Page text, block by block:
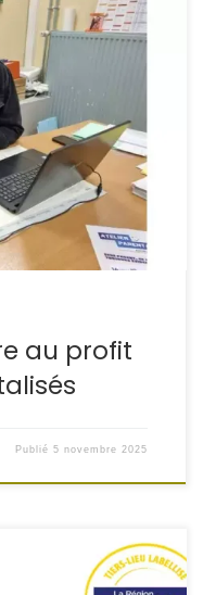
Audaces’s et
à une dictée
de dons symboliques
Il s’agit à la fois de
doter en matériel et
au profit
Publié5 novembre 2025